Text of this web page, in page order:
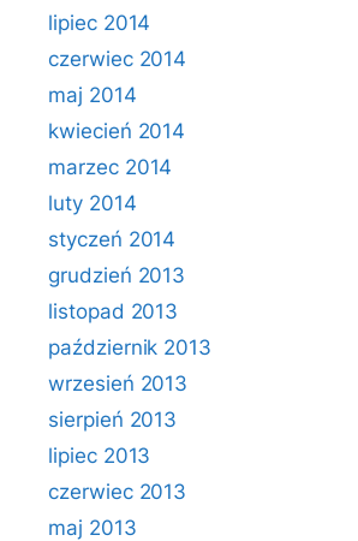
lipiec 2014
czerwiec 2014
maj 2014
kwiecień 2014
marzec 2014
luty 2014
styczeń 2014
grudzień 2013
listopad 2013
październik 2013
wrzesień 2013
sierpień 2013
lipiec 2013
czerwiec 2013
maj 2013